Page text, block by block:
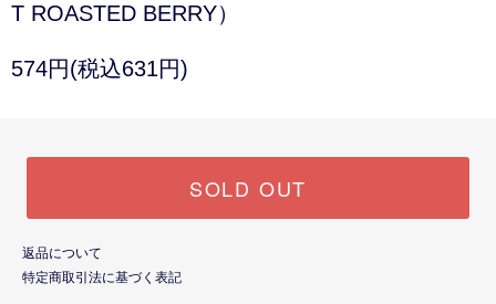
T ROASTED BERRY）
574円(税込631円)
SOLD OUT
返品について
特定商取引法に基づく表記